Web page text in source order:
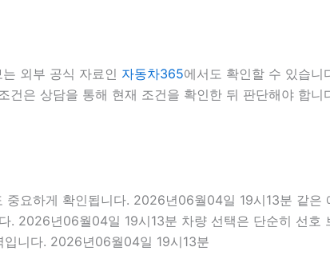
외부 공식 자료인 자동차365에서도 확인할 수 있습
건은 상담을 통해 현재 조건을 확인한 뒤 판단해야 합
요하게 확인됩니다. 2026년06월04일 19시13분 같
. 2026년06월04일 19시13분 차량 선택은 단순히 선
입니다. 2026년06월04일 19시13분